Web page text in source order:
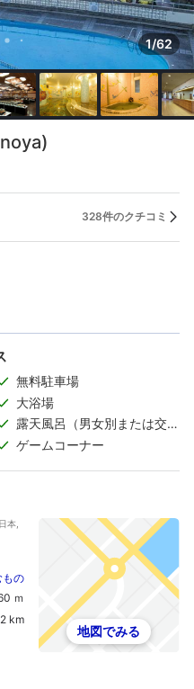
1/62
328件のクチコミ
無料駐車場
大浴場
露天風呂（男女別または交代
制）
ゲームコーナー
本,
もの
ｍ
km
地図でみる